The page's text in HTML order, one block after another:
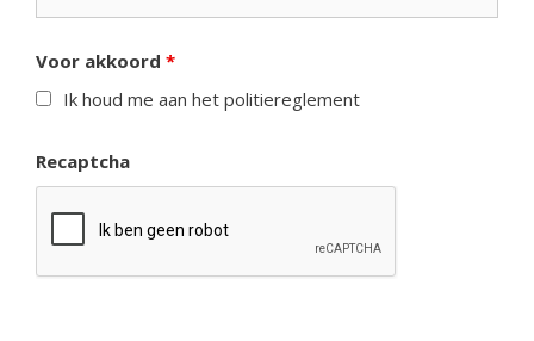
Voor akkoord *
Ik houd me aan het politiereglement
Recaptcha